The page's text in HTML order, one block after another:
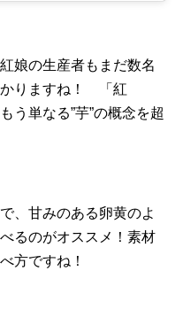
娘の生産者もまだ数名
かりますね！ 「紅
う単なる”芋”の概念を超
、甘みのある卵黄のよ
るのがオススメ！素材
方ですね！